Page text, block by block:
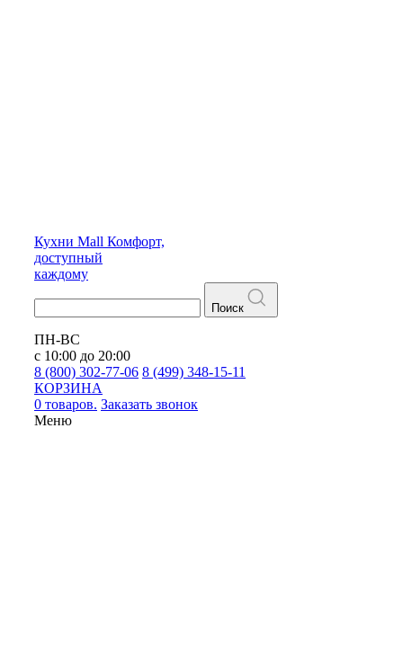
Кухни Mall Комфорт,
доступный
каждому
Поиск
ПН-ВС
с 10:00 до 20:00
8 (800) 302-77-06 8 (499) 348-15-11
КОРЗИНА
0 товаров. Заказать звонок
Меню